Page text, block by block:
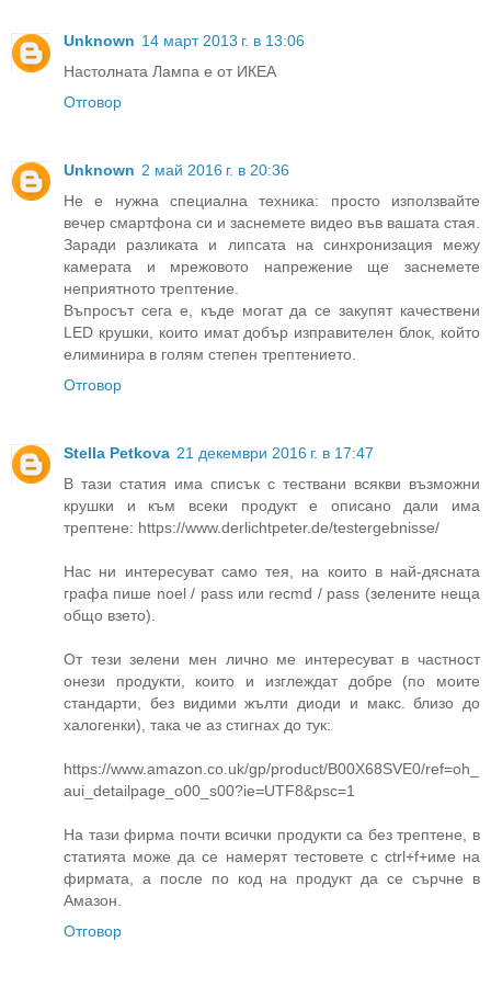
Unknown 14 март 2013 г. в 13:06
Настолната Лампа е от ИКЕА
Отговор
Unknown 2 май 2016 г. в 20:36
Не е нужна специална техника: просто използвайте
вечер смартфона си и заснемете видео във вашата стая.
Заради разликата и липсата на синхронизация межу
камерата и мрежовото напрежение ще заснемете
неприятното трептение.
Въпросът сега е, къде могат да се закупят качествени
LED крушки, които имат добър изправителен блок, който
елиминира в голям степен трептението.
Отговор
Stella Petkova 21 декември 2016 г. в 17:47
В тази статия има списък с тествани всякви възможни
крушки и към всеки продукт е описано дали има
трептене: https://www.derlichtpeter.de/testergebnisse/
Нас ни интересуват само тея, на които в най-дясната
графа пише noel / pass или recmd / pass (зелените неща
общо взето).
От тези зелени мен лично ме интересуват в частност
онези продукти, които и изглеждат добре (по моите
стандарти, без видими жълти диоди и макс. близо до
халогенки), така че аз стигнах до тук:
https://www.amazon.co.uk/gp/product/B00X68SVE0/ref=oh_
aui_detailpage_o00_s00?ie=UTF8&psc=1
На тази фирма почти всички продукти са без трептене, в
статията може да се намерят тестовете с ctrl+f+име на
фирмата, а после по код на продукт да се сърчне в
Амазон.
Отговор